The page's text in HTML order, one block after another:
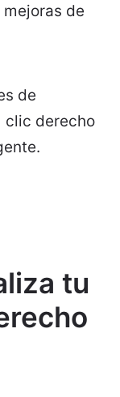
de
de
clic derecho
tu